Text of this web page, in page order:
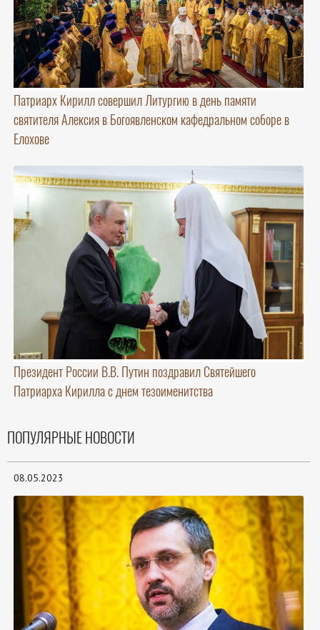
Патриарх Кирилл совершил Литургию в день памяти
святителя Алексия в Богоявленском кафедральном соборе в
Елохове
Президент России В.В. Путин поздравил Святейшего
Патриарха Кирилла с днем тезоименитства
ПОПУЛЯРНЫЕ НОВОСТИ
08.05.2023